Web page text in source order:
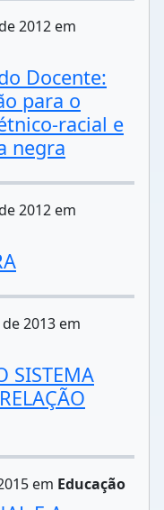
2012 em
Docente:
para o
racial e
negra
2012 em
2013 em
SISTEMA
em Educação